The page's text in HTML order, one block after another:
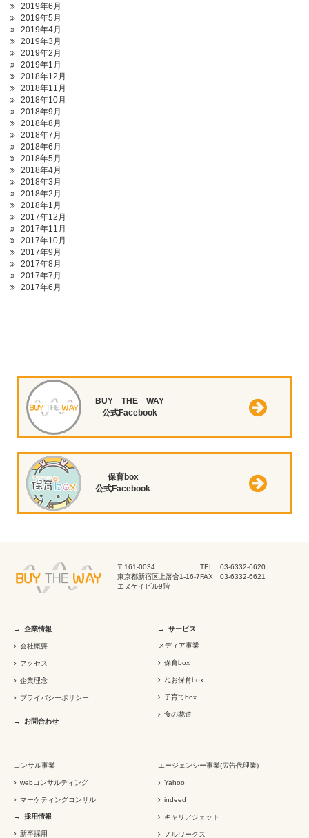
2019年6月
2019年5月
2019年4月
2019年3月
2019年2月
2019年1月
2018年12月
2018年11月
2018年10月
2018年9月
2018年8月
2018年7月
2018年6月
2018年5月
2018年4月
2018年3月
2018年2月
2018年1月
2017年12月
2017年11月
2017年10月
2017年9月
2017年8月
2017年7月
2017年6月
BUY THE WAY
公式Facebook
保育box
公式Facebook
〒161-0034
東京都新宿区上落合1-16-7
エヌケイビル9階
TEL 03-6332-6620
FAX 03-6332-6621
企業情報
会社概要
アクセス
企業理念
プライバシーポリシー
お問合わせ
サービス
メディア事業
保育box
ねお保育box
子育てbox
食の花道
コンサル事業
webコンサルティング
マーケティングコンサル
エージェンシー事業(広告代理業)
Yahoo
indeed
キャリアジェット
ノルワークス
採用情報
新卒採用